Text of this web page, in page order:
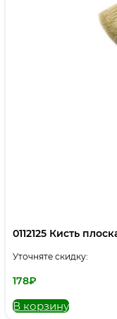
0112125 Кисть
Уточняте скидку:
178₽
В корзину